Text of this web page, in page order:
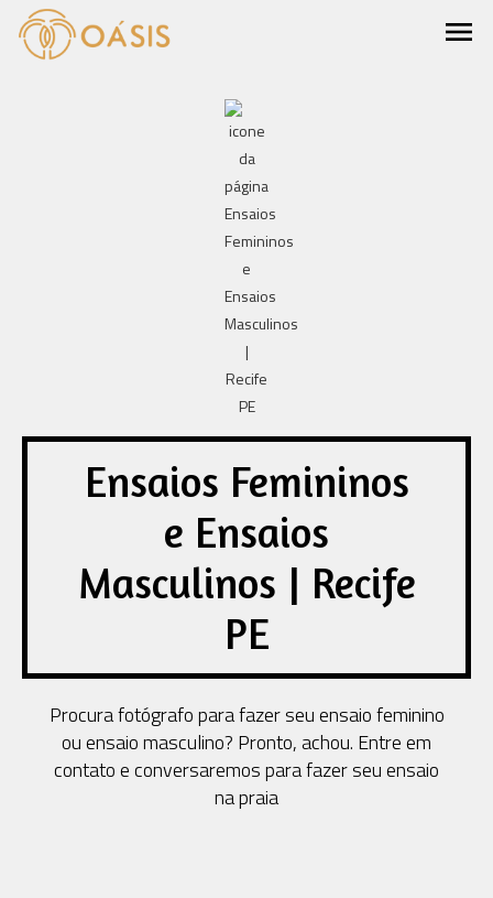
menu
Ensaios Femininos
e Ensaios
Masculinos | Recife
PE
Procura fotógrafo para fazer seu ensaio feminino
ou ensaio masculino? Pronto, achou. Entre em
contato e conversaremos para fazer seu ensaio
na praia